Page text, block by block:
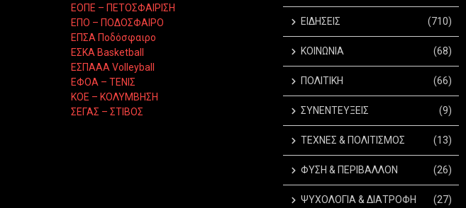
ΕΟΠΕ – ΠΕΤΟΣΦΑΙΡΙΣΗ
ΕΠΟ – ΠΟΔΟΣΦΑΙΡΟ
ΕΠΣΑ Ποδόσφαιρο
ΕΣΚΑ Basketball
ΕΣΠΑΑΑ Volleyball
ΕΦΟΑ – ΤΕΝΙΣ
ΚΟΕ – ΚΟΛΥΜΒΗΣΗ
ΣΕΓΑΣ – ΣΤΙΒΟΣ
ΕΙΔΗΣΕΙΣ (710)
ΚΟΙΝΩΝΙΑ (68)
ΠΟΛΙΤΙΚΗ (66)
ΣΥΝΕΝΤΕΥΞΕΙΣ (9)
ΤΕΧΝΕΣ & ΠΟΛΙΤΙΣΜΟΣ (13)
ΦΥΣΗ & ΠΕΡΙΒΑΛΛΟΝ (26)
ΨΥΧΟΛΟΓΙΑ & ΔΙΑΤΡΟΦΗ (27)